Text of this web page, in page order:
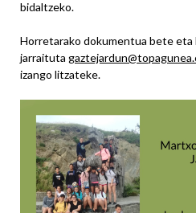
bidaltzeko.
Horretarako dokumentua bete eta
jarraituta
izango litzateke.